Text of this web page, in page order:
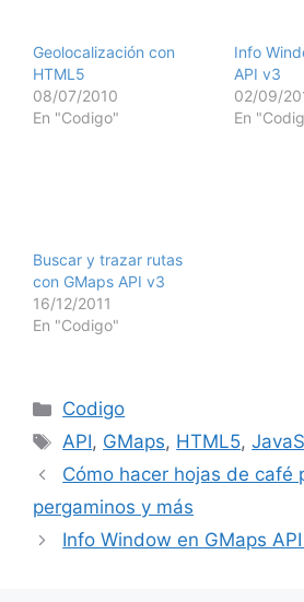
En "Codigo"
API v3
02/09/
En
En "Codigo"
Categorías
Codigo
Cómo hacer hojas de café
pergaminos y más
Info Window en GMaps